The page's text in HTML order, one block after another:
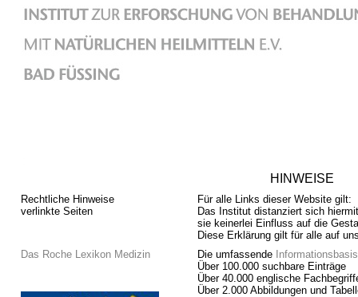
HINWEISE
Rechtliche Hinweise
verlinkte Seiten
Für alle Links dieser Website gilt:
Das Institut distanziert sich
sie keinerlei Einfluss auf die
Diese Erklärung gilt für alle auf
Das Roche Lexikon Medizin
Die umfassende
Über 100.000 suchbare Einträge
Über 40.000 englische
Über 2.000 Abbildungen und